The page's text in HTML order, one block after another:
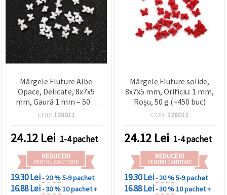
Mărgele Fluture Albe
Opace, Delicate, 8x7x5
mm, Gaură 1 mm – 50 g
(~450 buc.), perfecte
bijuterii DIY creative
COD: 128011
24.12 Lei 1-4 pachet
REDUCERI
PENTRU CANTITATE
19.30 Lei- 20 %5-9 pachet
16.88 Lei- 30 %10 pachet +
Mărgele Fluture solide,
8x7x5 mm, Orificiu: 1 mm,
Roșu, 50 g (~450 buc)
COD: 128012
24.12 Lei 1-4 pachet
REDUCERI
PENTRU CANTITATE
19.30 Lei- 20 %5-9 pachet
16.88 Lei- 30 %10 pachet +